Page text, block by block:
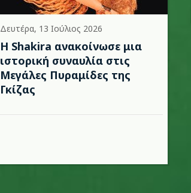
Δευτέρα, 13 Ιούλιος 2026
Η Shakira ανακοίνωσε μια
ιστορική συναυλία στις
Μεγάλες Πυραμίδες της
Γκίζας